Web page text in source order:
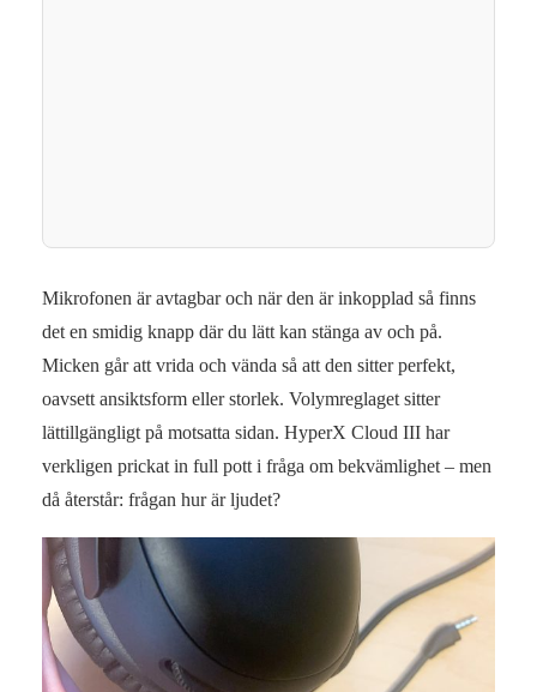
Mikrofonen är avtagbar och när den är inkopplad så finns
det en smidig knapp där du lätt kan stänga av och på.
Micken går att vrida och vända så att den sitter perfekt,
oavsett ansiktsform eller storlek. Volymreglaget sitter
lättillgängligt på motsatta sidan. HyperX Cloud III har
verkligen prickat in full pott i fråga om bekvämlighet – men
då återstår: frågan hur är ljudet?